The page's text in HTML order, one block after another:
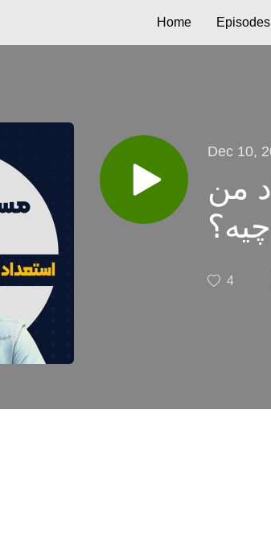
Home Episodes
Dec 10,
من
چیه؟
4